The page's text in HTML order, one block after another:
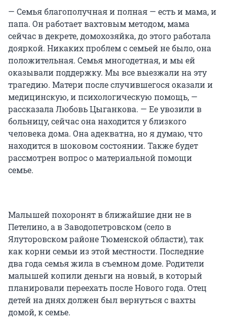
— Семья благополучная и полная — есть и мама, и
папа. Он работает вахтовым методом, мама
сейчас в декрете, домохозяйка, до этого работала
дояркой. Никаких проблем с семьей не было, она
положительная. Семья многодетная, и мы ей
оказывали поддержку. Мы все выезжали на эту
трагедию. Матери после случившегося оказали и
медицинскую, и психологическую помощь, —
рассказала Любовь Цыганкова. — Ее увозили в
больницу, сейчас она находится у близкого
человека дома. Она адекватна, но я думаю, что
находится в шоковом состоянии. Также будет
рассмотрен вопрос о материальной помощи
семье.
Малышей похоронят в ближайшие дни не в
Петелино, а в Заводопетровском (село в
Ялуторовском районе Тюменской области), так
как корни семьи из этой местности. Последние
два года семья жила в съемном доме. Родители
малышей копили деньги на новый, в который
планировали переехать после Нового года. Отец
детей на днях должен был вернуться с вахты
домой, к семье.